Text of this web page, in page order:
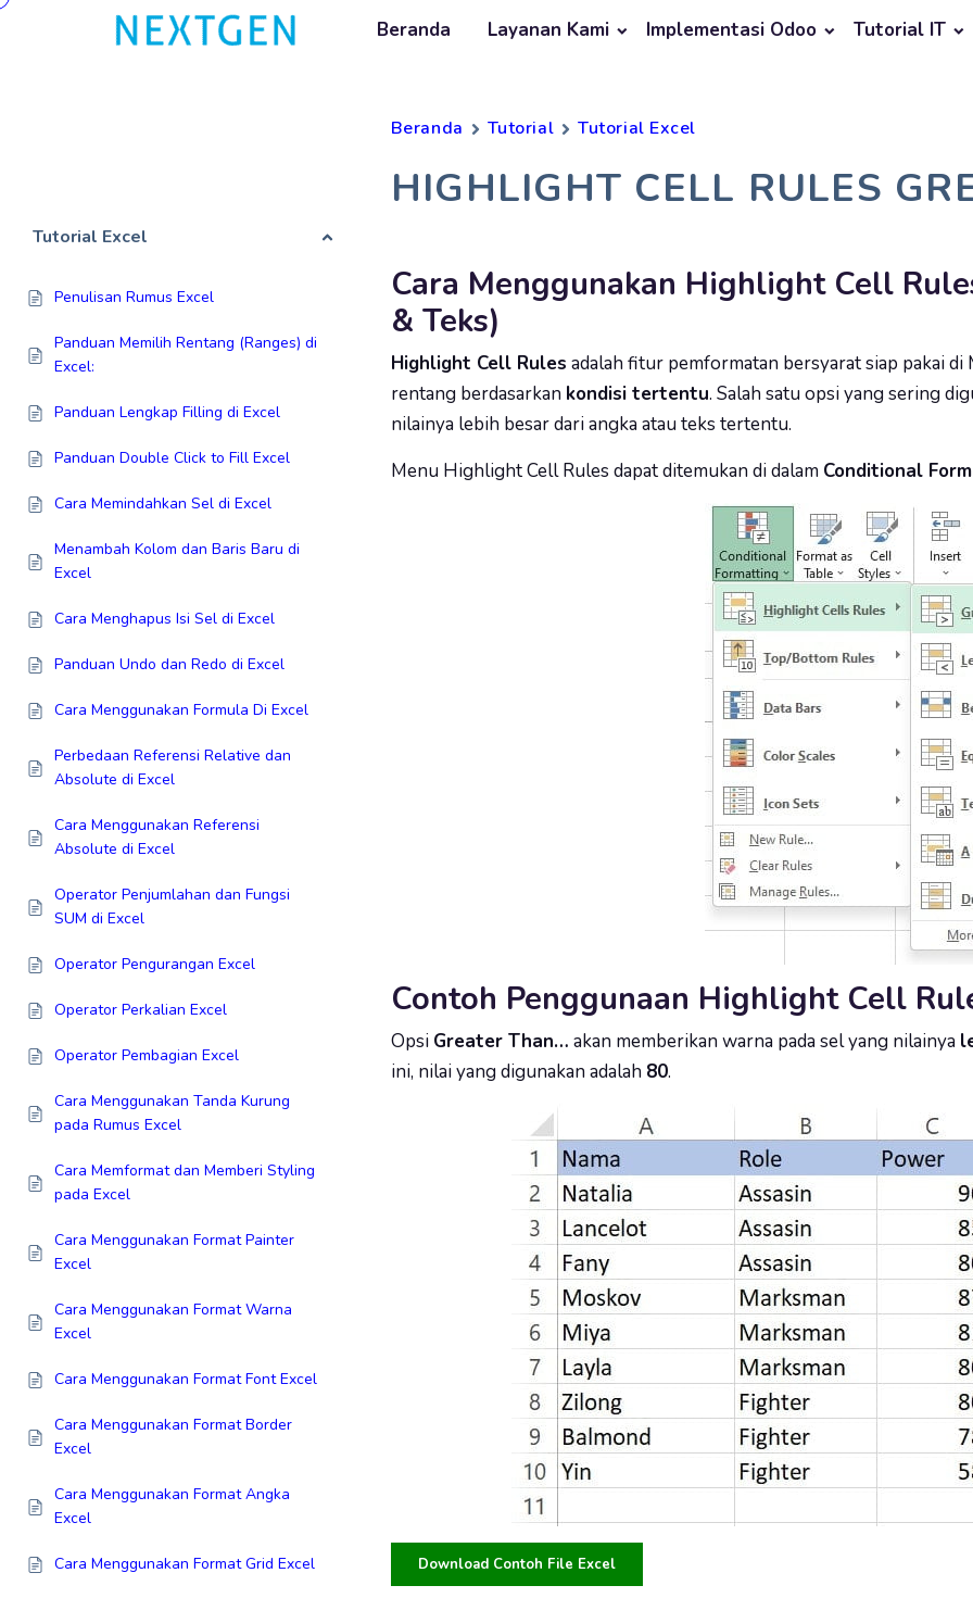
Beranda Layanan Kami Implementasi Odoo Tutorial IT
Tutorial Excel
Penulisan Rumus Excel
Panduan Memilih Rentang (Ranges) di
Excel:
Panduan Lengkap Filling di Excel
Panduan Double Click to Fill Excel
Cara Memindahkan Sel di Excel
Menambah Kolom dan Baris Baru di
Excel
Cara Menghapus Isi Sel di Excel
Panduan Undo dan Redo di Excel
Cara Menggunakan Formula Di Excel
Perbedaan Referensi Relative dan
Absolute di Excel
Cara Menggunakan Referensi
Absolute di Excel
Operator Penjumlahan dan Fungsi
SUM di Excel
Operator Pengurangan Excel
Operator Perkalian Excel
Operator Pembagian Excel
Cara Menggunakan Tanda Kurung
pada Rumus Excel
Cara Memformat dan Memberi Styling
pada Excel
Cara Menggunakan Format Painter
Excel
Cara Menggunakan Format Warna
Excel
Cara Menggunakan Format Font Excel
Cara Menggunakan Format Border
Excel
Cara Menggunakan Format Angka
Excel
Cara Menggunakan Format Grid Excel
Beranda Tutorial Tutorial Excel
HIGHLIGHT CELL RULES
Cara Menggunakan Highlight Cell
& Teks)
Highlight Cell Rules adalah fitur pemformatan bersyarat siap pakai
rentang berdasarkan kondisi tertentu. Salah satu opsi yang sering
nilainya lebih besar dari angka atau teks tertentu.
Menu Highlight Cell Rules dapat ditemukan di dalam Conditional
Contoh Penggunaan Highlight Cell
Opsi Greater Than… akan memberikan warna pada sel yang nilainya
ini, nilai yang digunakan adalah 80.
Download Contoh File Excel